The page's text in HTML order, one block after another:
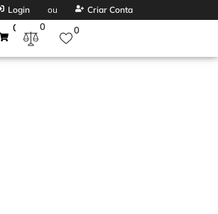
Login ou Criar Conta
0 0 0